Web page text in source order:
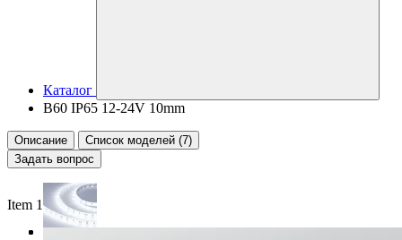
Каталог
B60 IP65 12-24V 10mm
Описание
Список моделей (7)
Задать вопрос
Item 1 of 3